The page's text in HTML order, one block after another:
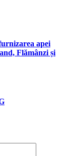
apei
Flămânzi și